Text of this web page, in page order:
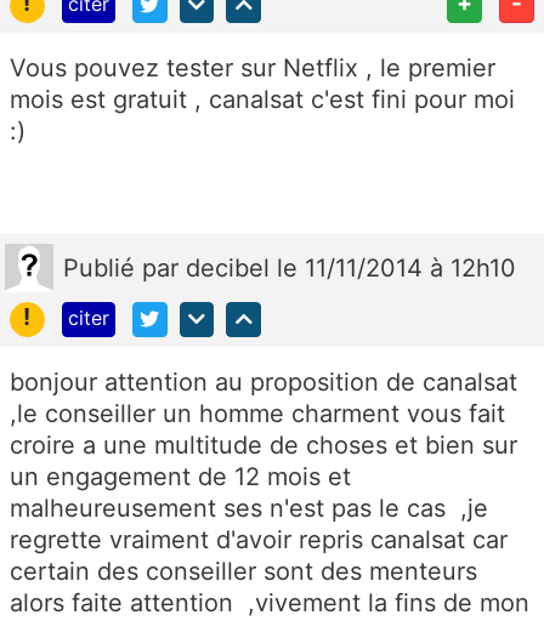
Vous pouvez tester sur Netflix , le premier
mois est gratuit , canalsat c'est fini pour moi
:)
Publié par decibel le 11/11/2014 à 12h10
!
citer
bonjour attention au proposition de canalsat
,le conseiller un homme charment vous fait
croire a une multitude de choses et bien sur
un engagement de 12 mois et
malheureusement ses n'est pas le cas ,je
regrette vraiment d'avoir repris canalsat car
certain des conseiller sont des menteurs
alors faite attention ,vivement la fins de mon